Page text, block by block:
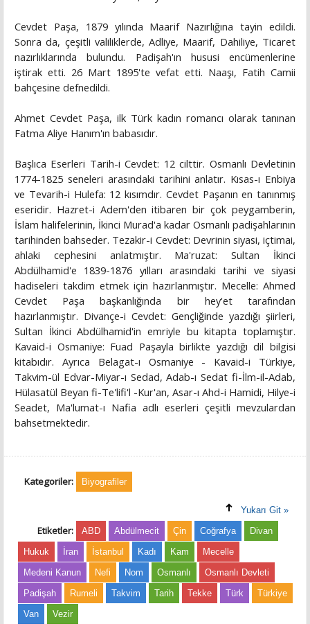
Cevdet Paşa, 1879 yılında Maarif Nazırlığına tayin edildi.
Sonra da, çeşitli valiliklerde, Adliye, Maarif, Dahiliye, Ticaret
nazırlıklarında bulundu. Padişah'ın hususi encümenlerine
iştirak etti. 26 Mart 1895'te vefat etti. Naaşı, Fatih Camii
bahçesine defnedildi.
Ahmet Cevdet Paşa, ilk Türk kadın romancı olarak tanınan
Fatma Aliye Hanım'ın babasıdır.
Başlıca Eserleri Tarih-i Cevdet: 12 cilttir. Osmanlı Devletinin
1774-1825 seneleri arasındaki tarihini anlatır. Kısas-ı Enbiya
ve Tevarih-i Hulefa: 12 kısımdır. Cevdet Paşanın en tanınmış
eseridir. Hazret-i Adem'den itibaren bir çok peygamberin,
İslam halifelerinin, İkinci Murad'a kadar Osmanlı padişahlarının
tarihinden bahseder. Tezakir-i Cevdet: Devrinin siyasi, içtimai,
ahlaki cephesini anlatmıştır. Ma'ruzat: Sultan İkinci
Abdülhamid'e 1839-1876 yılları arasındaki tarihi ve siyasi
hadiseleri takdim etmek için hazırlanmıştır. Mecelle: Ahmed
Cevdet Paşa başkanlığında bir hey'et tarafından
hazırlanmıştır. Divançe-i Cevdet: Gençliğinde yazdığı şiirleri,
Sultan İkinci Abdülhamid'in emriyle bu kitapta toplamıştır.
Kavaid-i Osmaniye: Fuad Paşayla birlikte yazdığı dil bilgisi
kitabıdır. Ayrıca Belagat-ı Osmaniye - Kavaid-i Türkiye,
Takvim-ül Edvar-Miyar-ı Sedad, Adab-ı Sedat fi-İlm-il-Adab,
Hülasatül Beyan fi-Te'lifi'l -Kur'an, Asar-ı Ahd-i Hamidi, Hilye-i
Seadet, Ma'lumat-ı Nafia adlı eserleri çeşitli mevzulardan
bahsetmektedir.
Kategoriler: Biyografiler
Yukarı Git »
Etiketler: ABD Abdülmecit Çin Coğrafya
Divan
Hukuk
İran İstanbul Kadı Kam
Mecelle
Medeni Kanun
Nefi Nom Osmanlı
Osmanlı Devleti
Padişah
Rumeli Takvim Tarih Tekke Türk
Türkiye
Van
Vezir